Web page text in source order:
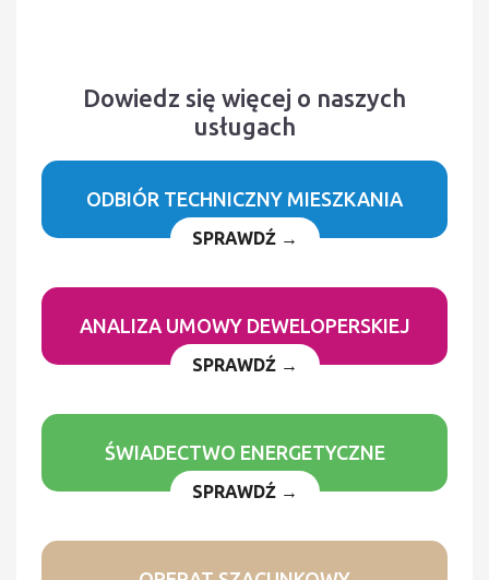
Dowiedz się więcej o naszych
usługach
ODBIÓR TECHNICZNY MIESZKANIA
SPRAWDŹ →
ANALIZA UMOWY DEWELOPERSKIEJ
SPRAWDŹ →
ŚWIADECTWO ENERGETYCZNE
SPRAWDŹ →